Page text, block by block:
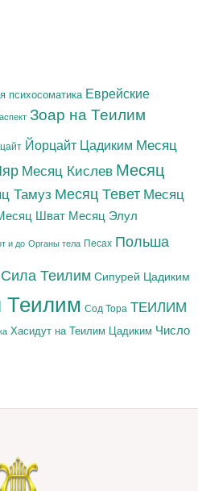
психосоматика Еврейские
Зоар на Теилим
Йорцайт Цадиким Месяц
Месяц Кислев Месяц
Тамуз Месяц Тевет Месяц
Шват Месяц Элул
и до Органы тела Песах Польша
Сила Теилим Сипурей Цадиким
Теилим Сод Тора ТЕИЛИМ
Хасидут на Теилим Цадиким Число